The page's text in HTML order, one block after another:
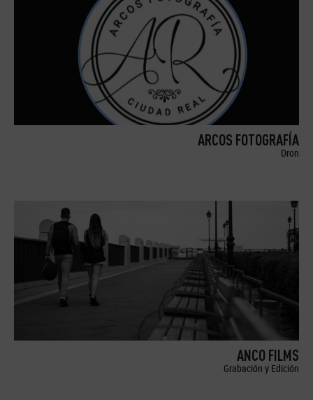
ARCOS FOTOGRAFÍA
Dron
ANCO FILMS
Grabación y Edición